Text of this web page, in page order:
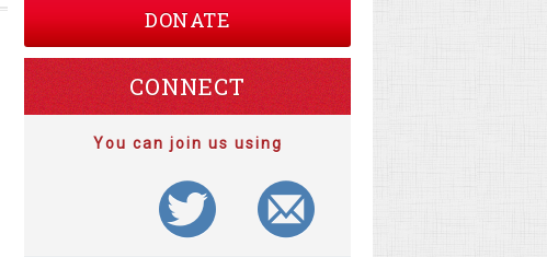
DONATE
CONNECT
You can join us using